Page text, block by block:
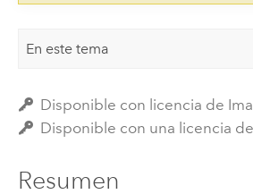
En este tema
Disponible con licencia de
Disponible con una licencia
Resumen